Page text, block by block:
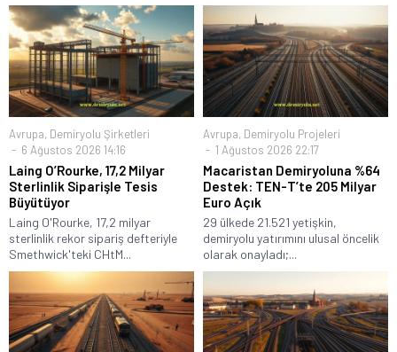
Avrupa, Demiryolu Şirketleri
6 Ağustos 2026 14:16
Laing O’Rourke, 17,2 Milyar
Sterlinlik Siparişle Tesis
Büyütüyor
Laing O'Rourke, 17,2 milyar
sterlinlik rekor sipariş defteriyle
Smethwick'teki CHtM...
Avrupa, Demiryolu Projeleri
1 Ağustos 2026 22:17
Macaristan Demiryoluna %64
Destek: TEN-T’te 205 Milyar
Euro Açık
29 ülkede 21.521 yetişkin,
demiryolu yatırımını ulusal öncelik
olarak onayladı;...